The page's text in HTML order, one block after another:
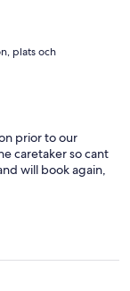
plats och
prior to our
caretaker so cant
will book again,